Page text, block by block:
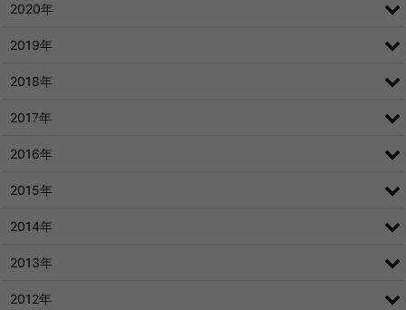
2020年
2019年
2018年
2017年
2016年
2015年
2014年
2013年
2012年